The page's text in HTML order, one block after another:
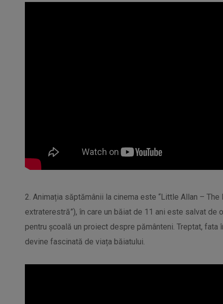
2. Animația săptămânii la cinema este “Little Allan – The
extraterestră”), în care un băiat de 11 ani este salvat
pentru școală un proiect despre pământeni. Treptat,
devine fascinată de viața băiatului.